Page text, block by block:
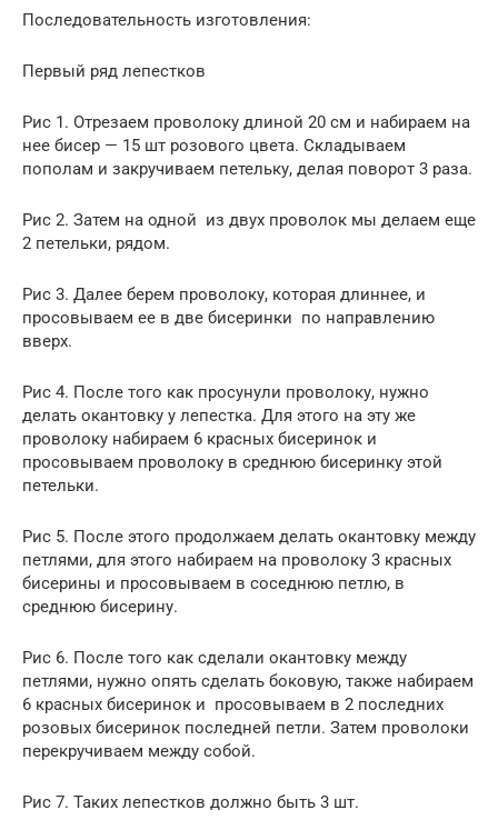
Последовательность изготовления:
Первый ряд лепестков
Рис 1. Отрезаем проволоку длиной 20 см и набираем на
нее бисер — 15 шт розового цвета. Складываем
пополам и закручиваем петельку, делая поворот 3 раза.
Рис 2. Затем на одной из двух проволок мы делаем еще
2 петельки, рядом.
Рис 3. Далее берем проволоку, которая длиннее, и
просовываем ее в две бисеринки по направлению
вверх.
Рис 4. После того как просунули проволоку, нужно
делать окантовку у лепестка. Для этого на эту же
проволоку набираем 6 красных бисеринок и
просовываем проволоку в среднюю бисеринку этой
петельки.
Рис 5. После этого продолжаем делать окантовку между
петлями, для этого набираем на проволоку 3 красных
бисерины и просовываем в соседнюю петлю, в
среднюю бисерину.
Рис 6. После того как сделали окантовку между
петлями, нужно опять сделать боковую, также набираем
6 красных бисеринок и просовываем в 2 последних
розовых бисеринок последней петли. Затем проволоки
перекручиваем между собой.
Рис 7. Таких лепестков должно быть 3 шт.